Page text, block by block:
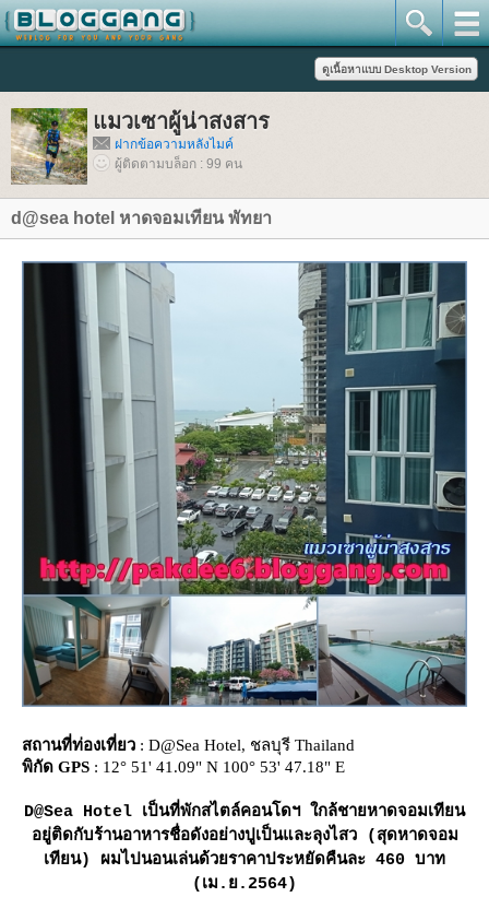
มวเซาผู้น่าสงสาร
ฝากข้อความหลังไมค์
ผู้ติดตามบล็อก : 99 คน
d@sea hotel หาดจอมเทียน พัทยา
สถานที่ท่องเที่ยว : D@Sea Hotel, ชลบุรี Thailand
พิกัด GPS : 12° 51' 41.09" N 100° 53' 47.18" E
D@Sea Hotel เป็นที่พักสไตล์คอนโดฯ ใกล้ชายหาดจอมเทียน
อยู่ติดกับร้านอาหารชื่อดังอย่างปูเป็นและลุงไสว (สุดหาดจอม
เทียน) ผมไปนอนเล่นด้วยราคาประหยัดคืนละ 460 บาท
(เม.ย.2564)